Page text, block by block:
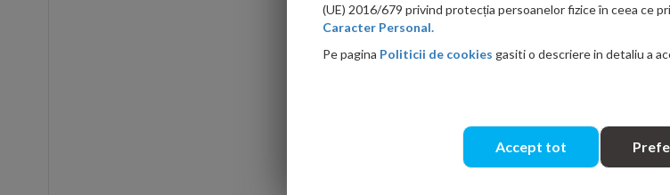
ieftin?
(UE) 2016/679 privind protecția persoanelor fizice în ceea ce
Caracter Personal.
Pe pagina Politicii de cookies gasiti o descriere in detaliu a
Accept tot